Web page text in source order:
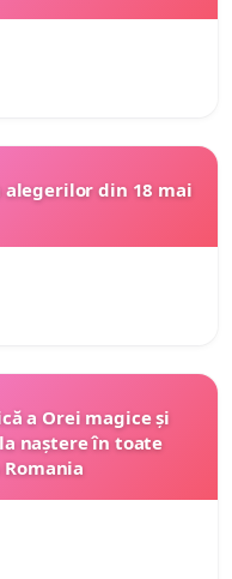
alegerilor din 18 mai
a Orei magice și
naștere în toate